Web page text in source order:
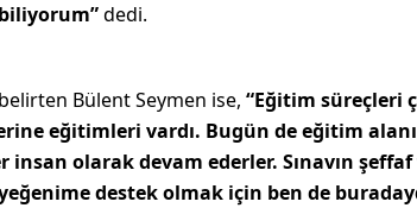
dedi.
Bülent Seymen ise, “Eğitim süreçleri
eğitimleri vardı. Bugün de eğitim
insan olarak devam ederler. Sınavın
destek olmak için ben de